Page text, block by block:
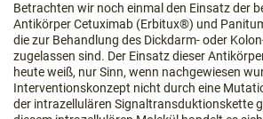
Betrachten wir noch einmal den Einsatz der
Antikörper Cetuximab (Erbitux®) und
die zur Behandlung des Dickdarm- oder
zugelassen sind. Der Einsatz dieser
heute weiß, nur Sinn, wenn nachgewiesen
Interventionskonzept nicht durch eine
der intrazellulären Signaltransduktionskette